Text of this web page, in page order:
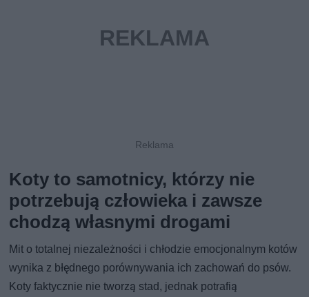
Koty to samotnicy, którzy nie
potrzebują człowieka i zawsze
chodzą własnymi drogami
Mit o totalnej niezależności i chłodzie emocjonalnym kotów
wynika z błędnego porównywania ich zachowań do psów.
Koty faktycznie nie tworzą stad, jednak potrafią